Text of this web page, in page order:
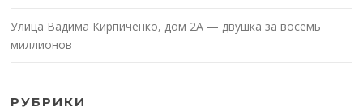
Улица Вадима Кирпиченко, дом 2А — двушка за восемь
миллионов
РУБРИКИ